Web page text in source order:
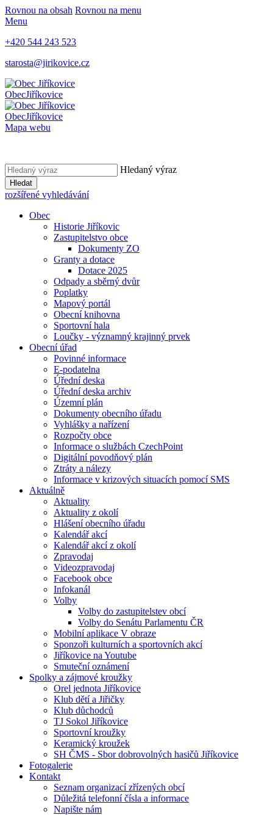
Rovnou na obsah Rovnou na menu
Menu
+420 544 243 523
starosta@jirikovice.cz
ObecJiříkovice
ObecJiříkovice
Mapa webu
Hledaný výraz
Hledat
rozšířené vyhledávání
Obec
Historie Jiříkovic
Zastupitelstvo obce
Dokumenty ZO
Granty a dotace
Dotace 2025
Odpady a sběrný dvůr
Poplatky
Mapový portál
Obecní knihovna
Sportovní hala
Loučky - významný krajinný prvek
Obecní úřad
Povinné informace
E-podatelna
Úřední deska
Úřední deska archiv
Územní plán
Dokumenty obecního úřadu
Vyhlášky a nařízení
Rozpočty obce
Informace o službách CzechPoint
Digitální povodňový plán
Ztráty a nálezy
Informace v krizových situacích pomocí SMS
Aktuálně
Aktuality
Aktuality z okolí
Hlášení obecního úřadu
Kalendář akcí
Kalendář akcí z okolí
Zpravodaj
Videozpravodaj
Facebook obce
Infokanál
Volby
Volby do zastupitelstev obcí
Volby do Senátu Parlamentu ČR
Mobilní aplikace V obraze
Sponzoři kulturních a sportovních akcí
Jiříkovice na Youtube
Smuteční oznámení
Spolky a zájmové kroužky
Orel jednota Jiříkovice
Klub dětí a Jiřičky
Klub důchodců
TJ Sokol Jiříkovice
Sportovní kroužky
Keramický kroužek
SH ČMS - Sbor dobrovolných hasičů Jiříkovice
Fotogalerie
Kontakt
Seznam organizací zřízených obcí
Důležitá telefonní čísla a informace
Napište nám